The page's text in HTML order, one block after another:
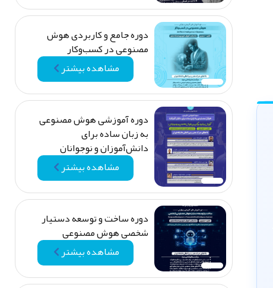
دوره جامع و کاربردی هوش
مصنوعی در کسب‌وکار
مشاهده بیشتر
دوره آموزشی هوش مصنوعی
به زبان ساده برای
دانش‌آموزان و نوجوانان
مشاهده بیشتر
دوره ساخت و توسعه دستیار
شخصی هوش مصنوعی
مشاهده بیشتر